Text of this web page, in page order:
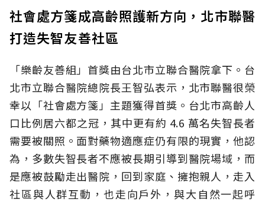
社會處方箋成高齡照護新方向，北市聯醫
打造失智友善社區
「樂齡友善組」首獎由台北市立聯合醫院拿下。台
北市立聯合醫院總院長王智弘表示，北市聯醫很榮
幸以「社會處方箋」主題獲得首獎。台北市高齡人
口比例居六都之冠，其中更有約 4.6 萬名失智長者
需要被關照。面對藥物適應症仍有限的現實，他認
為，多數失智長者不應被長期引導到醫院場域，而
是應被鼓勵走出醫院，回到家庭、擁抱親人，走入
社區與人群互動，也走向戶外，與大自然一起呼